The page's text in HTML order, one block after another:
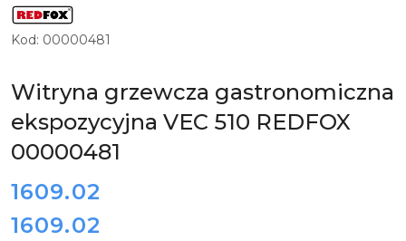
LOGO
PRODUCENTA
PROFESJONALNYCH
URZĄDZEŃ
GASTRONOMII
REDFOX
Kod: 00000481
Witryna grzewcza gastronomiczna
ekspozycyjna VEC 510 REDFOX
00000481
cena:
1609.02
Cena:
1609.02